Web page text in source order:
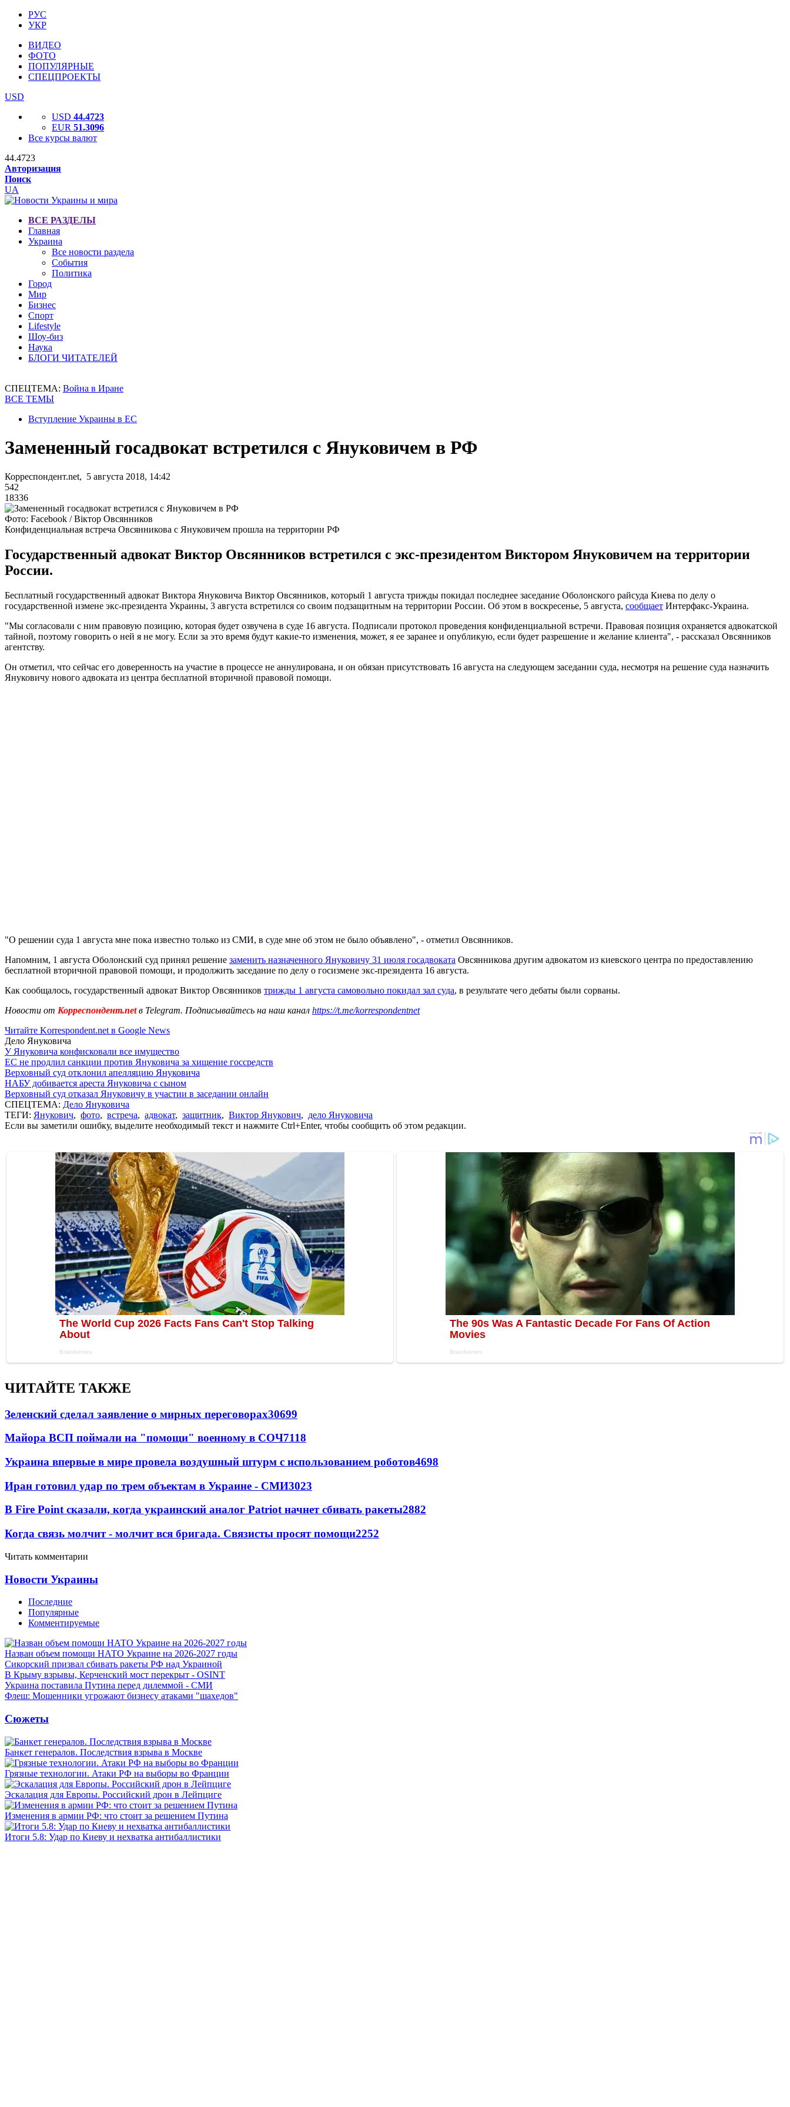
РУС
УКР
ВИДЕО
ФОТО
ПОПУЛЯРНЫЕ
СПЕЦПРОЕКТЫ
USD
USD 44.4723
EUR 51.3096
Все курсы валют
44.4723
Авторизация
Поиск
UA
ВСЕ РАЗДЕЛЫ
Главная
Украина
Все новости раздела
События
Политика
Город
Мир
Бизнес
Спорт
Lifestyle
Шоу-биз
Наука
БЛОГИ ЧИТАТЕЛЕЙ
СПЕЦТЕМА: Война в Иране
ВСЕ ТЕМЫ
Вступление Украины в ЕС
Замененный госадвокат встретился с Януковичем в РФ
Корреспондент.net, 5 августа 2018, 14:42
542
18336
Фото: Facebook / Віктор Овсянников
Конфиденциальная встреча Овсянникова с Януковичем прошла на территории РФ
Государственный адвокат Виктор Овсянников встретился с экс-президентом Виктором Януковичем на территории
России.
Бесплатный государственный адвокат Виктора Януковича Виктор Овсянников, который 1 августа трижды покидал последнее заседание Оболонского райсуда Киева по делу о
государственной измене экс-президента Украины, 3 августа встретился со своим подзащитным на территории России. Об этом в воскресенье, 5 августа, сообщает Интерфакс-Украина.
"Мы согласовали с ним правовую позицию, которая будет озвучена в суде 16 августа. Подписали протокол проведения конфиденциальной встречи. Правовая позиция охраняется адвокатской
тайной, поэтому говорить о ней я не могу. Если за это время будут какие-то изменения, может, я ее заранее и опубликую, если будет разрешение и желание клиента", - рассказал Овсянников
агентству.
Он отметил, что сейчас его доверенность на участие в процессе не аннулирована, и он обязан присутствовать 16 августа на следующем заседании суда, несмотря на решение суда назначить
Януковичу нового адвоката из центра бесплатной вторичной правовой помощи.
"О решении суда 1 августа мне пока известно только из СМИ, в суде мне об этом не было объявлено", - отметил Овсянников.
Напомним, 1 августа Оболонский суд принял решение заменить назначенного Януковичу 31 июля госадвоката Овсянникова другим адвокатом из киевского центра по предоставлению
бесплатной вторичной правовой помощи, и продолжить заседание по делу о госизмене экс-президента 16 августа.
Как сообщалось, государственный адвокат Виктор Овсянников трижды 1 августа самовольно покидал зал суда, в результате чего дебаты были сорваны.
Новости от Корреспондент.netв Telegram. Подписывайтесь на наш канал https://t.me/korrespondentnet
Читайте Korrespondent.net в Google News
Дело Януковича
У Януковича конфисковали все имущество
ЕС не продлил санкции против Януковича за хищение госсредств
Верховный суд отклонил апелляцию Януковича
НАБУ добивается ареста Януковича с сыном
Верховный суд отказал Януковичу в участии в заседании онлайн
СПЕЦТЕМА: Дело Януковича
ТЕГИ: Янукович, фото, встреча, адвокат, защитник, Виктор Янукович, дело Януковича
Если вы заметили ошибку, выделите необходимый текст и нажмите Ctrl+Enter, чтобы сообщить об этом редакции.
ЧИТАЙТЕ ТАКЖЕ
Зеленский сделал заявление о мирных переговорах30699
Майора ВСП поймали на "помощи" военному в СОЧ7118
Украина впервые в мире провела воздушный штурм с использованием роботов4698
Иран готовил удар по трем объектам в Украине - СМИ3023
В Fire Point сказали, когда украинский аналог Patriot начнет сбивать ракеты2882
Когда связь молчит - молчит вся бригада. Связисты просят помощи2252
Читать комментарии
Новости Украины
Последние
Популярные
Комментируемые
Назван объем помощи НАТО Украине на 2026-2027 годы
Сикорский призвал сбивать ракеты РФ над Украиной
В Крыму взрывы, Керченский мост перекрыт - OSINT
Украина поставила Путина перед дилеммой - СМИ
Флеш: Мошенники угрожают бизнесу атаками "шахедов"
Сюжеты
Банкет генералов. Последствия взрыва в Москве
Грязные технологии. Атаки РФ на выборы во Франции
Эскалация для Европы. Российский дрон в Лейпциге
Изменения в армии РФ: что стоит за решением Путина
Итоги 5.8: Удар по Киеву и нехватка антибаллистики